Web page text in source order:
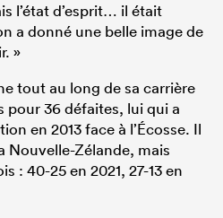
l’état d’esprit… il était
a donné une belle image de
»
tout au long de sa carrière
pour 36 défaites, lui qui a
en 2013 face à l’Écosse. Il
Nouvelle-Zélande, mais
: 40-25 en 2021, 27-13 en